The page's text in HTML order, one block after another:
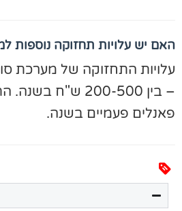
יש עלויות תחזוקה נוספות
התחזוקה של מערכת
– בין 200-500 ש"ח
פעמיים בשנה.